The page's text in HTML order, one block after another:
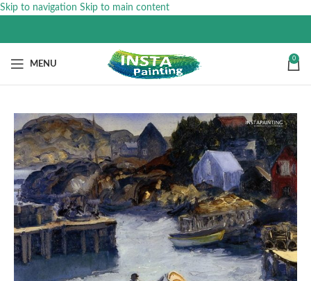
Skip to navigation Skip to main content
MENU
0